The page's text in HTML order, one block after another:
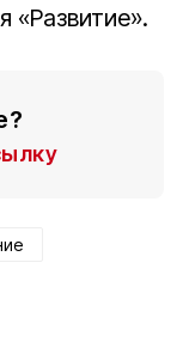
«Развитие».